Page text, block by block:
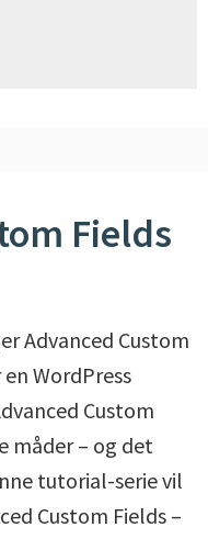
Fields
Advanced Custom
WordPress
Custom
måder – og det
tutorial-serie vil
Custom Fields –